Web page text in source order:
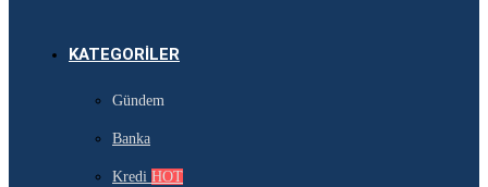
KATEGORILER
Gündem
Banka
Kredi HOT